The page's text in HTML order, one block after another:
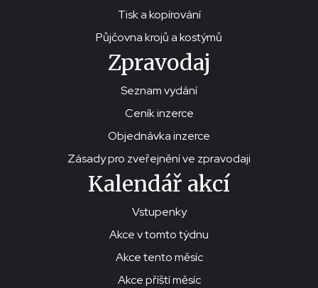
Tisk a kopírování
Půjčovna krojů a kostýmů
Zpravodaj
Seznam vydání
Ceník inzerce
Objednávka inzerce
Zásady pro zveřejnění ve zpravodaji
Kalendář akcí
Vstupenky
Akce v tomto týdnu
Akce tento měsíc
Akce příští měsíc